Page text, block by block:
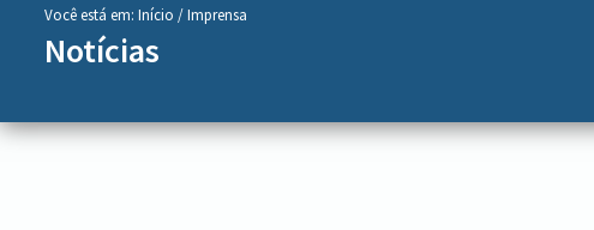
Você está em: Início / Imprensa
Notícias